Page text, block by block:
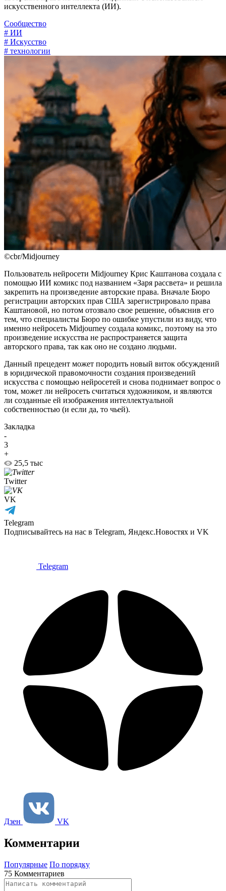
искусственного интеллекта (ИИ).
Сообщество
# ИИ
# Искусство
# технологии
©cbr/Midjourney
Пользователь нейросети Midjourney Крис Каштанова создала с
помощью ИИ комикс под названием «Заря рассвета» и решила
закрепить на произведение авторские права. Вначале Бюро
регистрации авторских прав США зарегистрировало права
Каштановой, но потом отозвало свое решение, объяснив его
тем, что специалисты Бюро по ошибке упустили из виду, что
именно нейросеть Midjourney создала комикс, поэтому на это
произведение искусства не распространяется защита
авторского права, так как оно не создано людьми.
Данный прецедент может породить новый виток обсуждений
в юридической правомочности создания произведений
искусства с помощью нейросетей и снова поднимает вопрос о
том, может ли нейросеть считаться художником, и являются
ли созданные ей изображения интеллектуальной
собственностью (и если да, то чьей).
Закладка
-
3
+
25,5 тыс
Twitter
VK
Telegram
Подписывайтесь на нас в Telegram, Яндекс.Новостях и VK
Telegram
Дзен VK
Комментарии
Популярные По порядку
75 Комментариев